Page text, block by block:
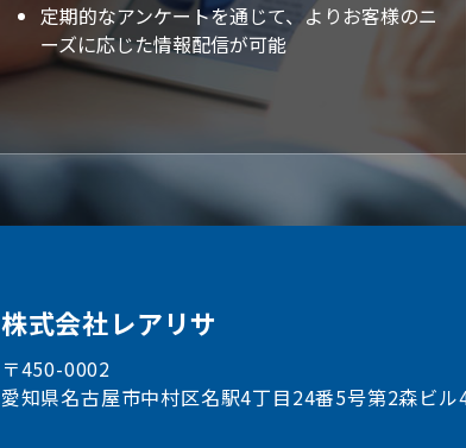
定期的なアンケートを通じて、よりお客様のニ
ーズに応じた情報配信が可能
株式会社レアリサ
〒450-0002
愛知県名古屋市中村区名駅4丁目24番5号第2森ビル